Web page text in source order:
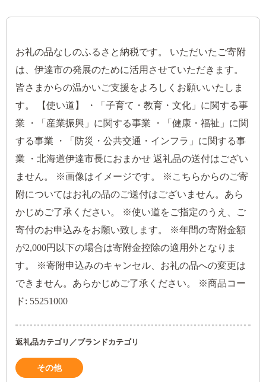
お礼の品なしのふるさと納税です。 いただいたご寄附
は、伊達市の発展のために活用させていただきます。
皆さまからの温かいご支援をよろしくお願いいたしま
す。 【使い道】 ・「子育て・教育・文化」に関する事
業 ・「産業振興」に関する事業 ・「健康・福祉」に関
する事業 ・「防災・公共交通・インフラ」に関する事
業 ・北海道伊達市長におまかせ 返礼品の送付はござい
ません。 ※画像はイメージです。 ※こちらからのご寄
附についてはお礼の品のご送付はございません。あら
かじめご了承ください。 ※使い道をご指定のうえ、ご
寄付のお申込みをお願い致します。 ※年間の寄附金額
が2,000円以下の場合は寄附金控除の適用外となりま
す。 ※寄附申込みのキャンセル、お礼の品への変更は
できません。あらかじめご了承ください。 ※商品コー
ド: 55251000
返礼品カテゴリ／ブランドカテゴリ
その他